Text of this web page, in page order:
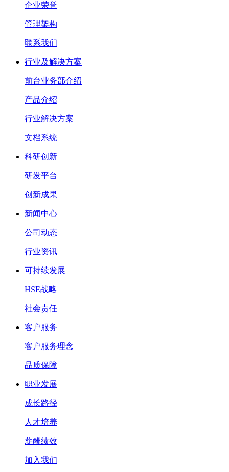
企业荣誉
管理架构
联系我们
行业及解决方案
前台业务部介绍
产品介绍
行业解决方案
文档系统
科研创新
研发平台
创新成果
新闻中心
公司动态
行业资讯
可持续发展
HSE战略
社会责任
客户服务
客户服务理念
品质保障
职业发展
成长路径
人才培养
薪酬绩效
加入我们